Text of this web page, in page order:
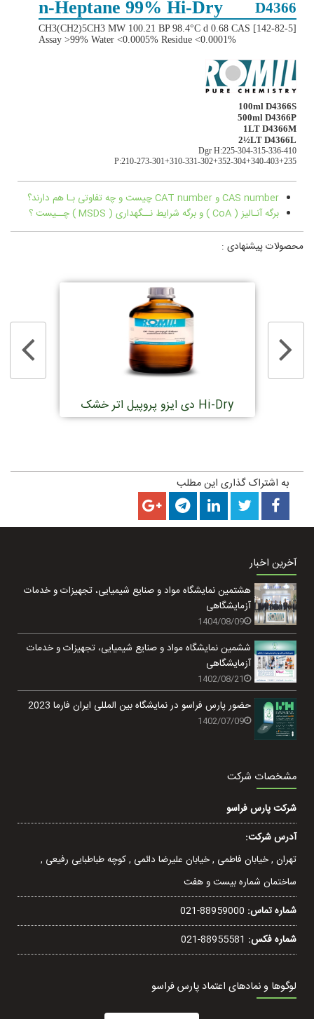
n-Heptane 99% Hi‑Dry D4366
CH3(CH2)5CH3 MW 100.21 BP 98.4°C d 0.68 CAS [142-82-5]
Assay >99% Water <0.0005% Residue <0.0001%
100ml D4366S
500ml D4366P
1LT D4366M
2½LT D4366L
Dgr H:225-304-315-336-410
P:210-273-301+310-331-302+352-304+340-403+235
CAS number و CAT number چیست و چه تفاوتی بـا هم دارند؟
برگه آنـالیز ( CoA ) و برگه شرایط نــگهداری ( MSDS ) چــیست ؟
محصولات پیشنهادی :
دی ایزو پروپیل اتر خشک Hi-Dry
به اشتراک گذاری این مطلب
آخرین اخبار
هشتمین نمایشگاه مواد و صنایع شیمیایی، تجهیزات و خدمات
آزمایشگاهی
1404/08/09
ششمین نمایشگاه مواد و صنایع شیمیایی، تجهیزات و خدمات
آزمایشگاهی
1402/08/21
حضور پارس فراسو در نمایشگاه بین المللی ایران فارما 2023
1402/07/09
مشخصات شرکت
شرکت پارس فراسو
آدرس شرکت:
تهران , خيابان فاطمی , خیابان عليرضا دائمی , کوچه طباطبایی رفيعی ,
ساختمان شماره بیست و هفت
شماره تماس: 021-88959000
شماره فکس: 021-88955581
لوگوها و نمادهای اعتماد پارس فراسو